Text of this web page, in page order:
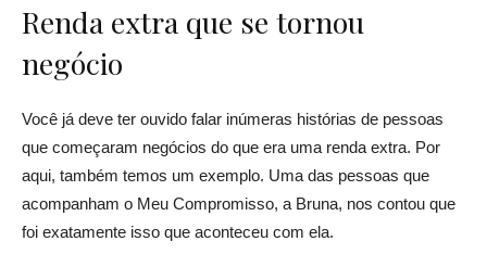
Renda extra que se tornou
negócio
Você já deve ter ouvido falar inúmeras histórias de pessoas
que começaram negócios do que era uma renda extra. Por
aqui, também temos um exemplo. Uma das pessoas que
acompanham o Meu Compromisso, a Bruna, nos contou que
foi exatamente isso que aconteceu com ela.